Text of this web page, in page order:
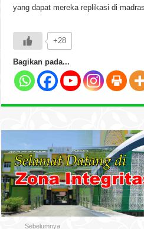
yang dapat mereka replikasi di
+28
Bagikan pada...
Sebelumnya